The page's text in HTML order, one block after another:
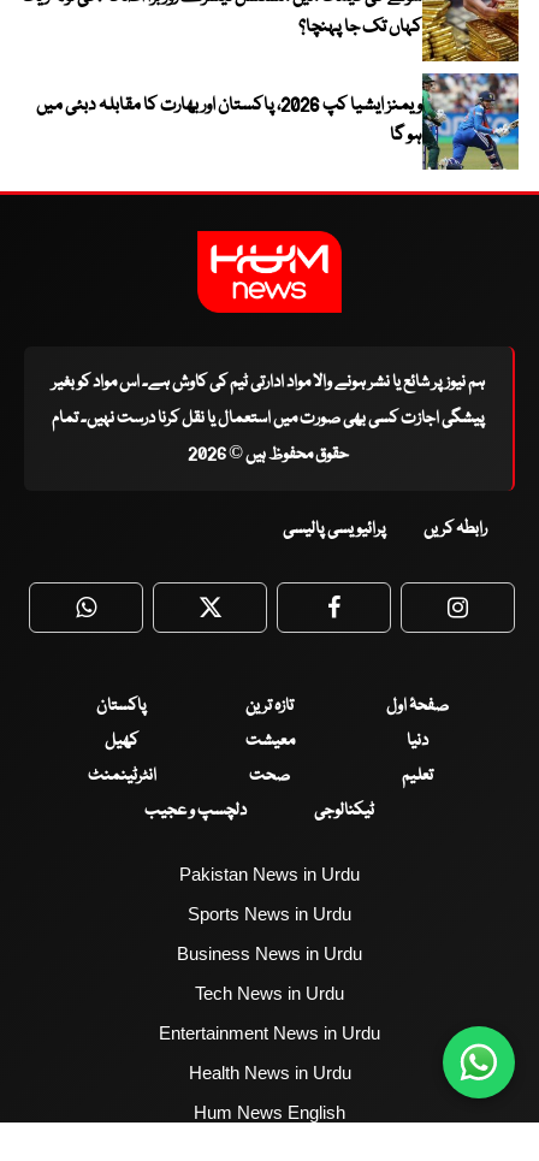
کہاں تک جا پہنچا؟
ویمنز ایشیا کپ 2026، پاکستان اور بھارت کا مقابلہ دبئی میں
ہو گا
ہم نیوز پر شائع یا نشر ہونے والا مواد ادارتی ٹیم کی کاوش ہے۔ اس مواد کو بغیر
پیشگی اجازت کسی بھی صورت میں استعمال یا نقل کرنا درست نہیں۔ تمام
حقوق محفوظ ہیں © 2026
رابطہ کریں پرائیویسی پالیسی
WhatsApp Twitter Facebook
صفحۂ اول تازہ ترین
پاکستان
دنیا
معیشت
کھیل
تعلیم
صحت
انٹرٹینمنٹ
ٹیکنالوجی
دلچسپ و عجیب
Pakistan News in Urdu
Sports News in Urdu
Business News in Urdu
Tech News in Urdu
Entertainment News in Urdu
Health News in Urdu
Hum News English